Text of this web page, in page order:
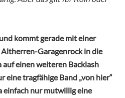
kommt gerade mit einer
Garagenrock in die
einen weiteren Backlash
eine tragfähige Band „von hier“
einfach nur mutwillig eine